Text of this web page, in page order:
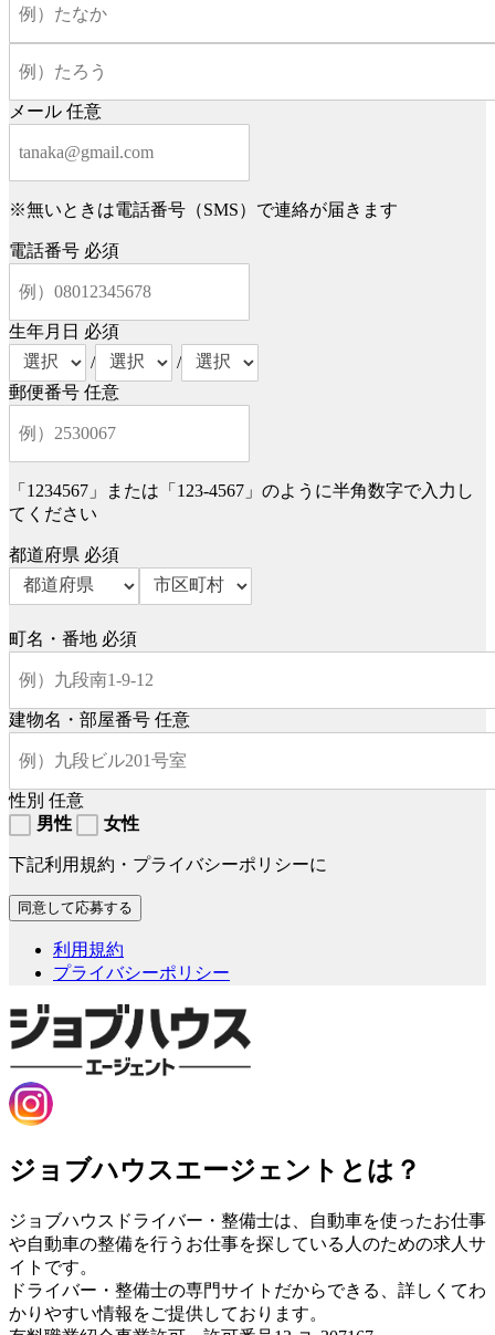
メール 任意
※無いときは電話番号（SMS）で連絡が届きます
電話番号 必須
生年月日 必須
/
/
郵便番号 任意
「1234567」または「123-4567」のように半角数字で入力し
てください
都道府県 必須
町名・番地 必須
建物名・部屋番号 任意
性別 任意
男性
女性
下記利用規約・プライバシーポリシーに
利用規約
プライバシーポリシー
ジョブハウスエージェントとは？
ジョブハウスドライバー・整備士は、自動車を使ったお仕事
や自動車の整備を行うお仕事を探している人のための求人サ
イトです。
ドライバー・整備士の専門サイトだからできる、詳しくてわ
かりやすい情報をご提供しております。